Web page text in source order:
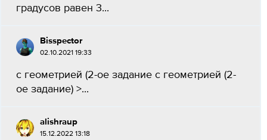
градусов равен 3...
Bisspector
02.10.2021 19:33
с геометрией (2-ое задание с геометрией (2-
ое задание) >...
alishraup
15.12.2022 13:18